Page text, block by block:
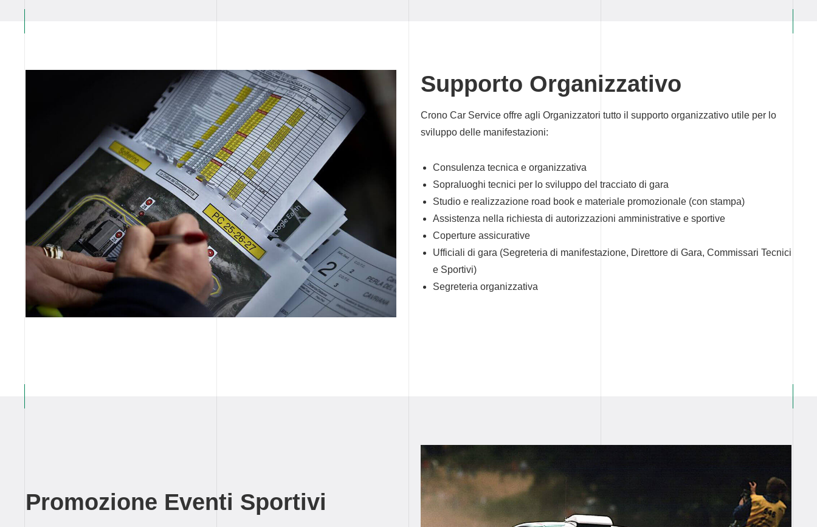
Supporto Organizzativo
Crono Car Service offre agli Organizzatori tutto il supporto organizzativo utile per lo
sviluppo delle manifestazioni:
Consulenza tecnica e organizzativa
Sopraluoghi tecnici per lo sviluppo del tracciato di gara
Studio e realizzazione road book e materiale promozionale (con stampa)
Assistenza nella richiesta di autorizzazioni amministrative e sportive
Coperture assicurative
Ufficiali di gara (Segreteria di manifestazione, Direttore di Gara, Commissari Tecnici
e Sportivi)
Segreteria organizzativa
Promozione Eventi Sportivi